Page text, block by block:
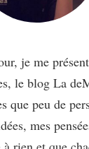
je me
le blog La
que peu de
mes